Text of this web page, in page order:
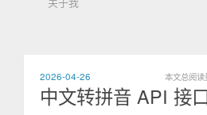
2026-04-26 本文总阅读
中文转拼音 API 接